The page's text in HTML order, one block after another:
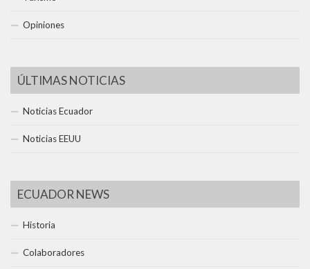
Opiniones
ÚLTIMAS NOTICIAS
Noticias Ecuador
Noticias EEUU
ECUADOR NEWS
Historia
Colaboradores